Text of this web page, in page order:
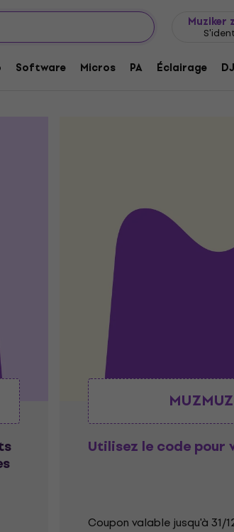
Muziker
Software Micros PA Éclairage DJ
produits. Après utilisation, le prix
Utilisez le code pour
Coupon valable jusqu'à 31/